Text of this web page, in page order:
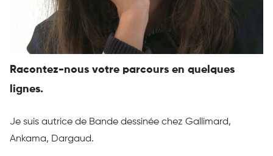
Racontez-nous votre parcours en quelques
lignes.
Je suis autrice de Bande dessinée chez Gallimard,
Ankama, Dargaud.